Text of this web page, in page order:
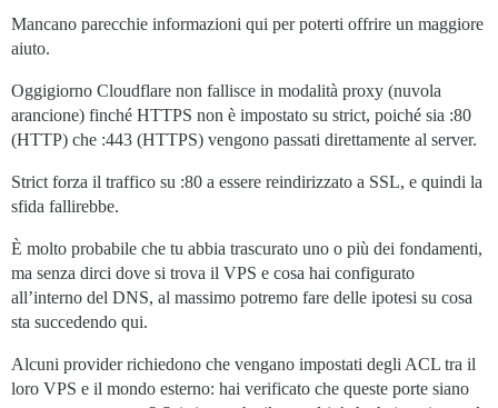
Mancano parecchie informazioni qui per poterti offrire un maggiore
aiuto.
Oggigiorno Cloudflare non fallisce in modalità proxy (nuvola
arancione) finché HTTPS non è impostato su strict, poiché sia :80
(HTTP) che :443 (HTTPS) vengono passati direttamente al server.
Strict forza il traffico su :80 a essere reindirizzato a SSL, e quindi la
sfida fallirebbe.
È molto probabile che tu abbia trascurato uno o più dei fondamenti,
ma senza dirci dove si trova il VPS e cosa hai configurato
all’interno del DNS, al massimo potremo fare delle ipotesi su cosa
sta succedendo qui.
Alcuni provider richiedono che vengano impostati degli ACL tra il
loro VPS e il mondo esterno: hai verificato che queste porte siano